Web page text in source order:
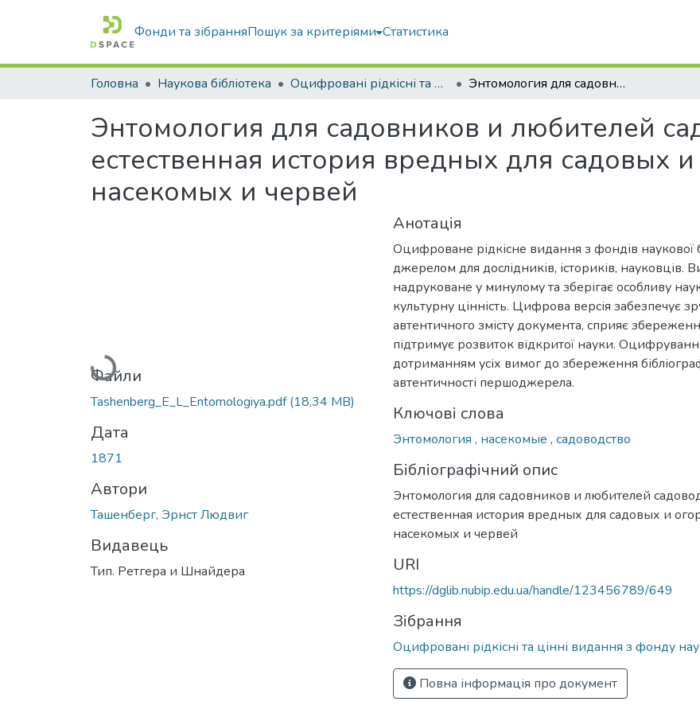
Фонди та зібранняПошук за критеріями Статистика
Головна Наукова бібліотека Оцифровані рідкісні та цінні видання з фонду наукової бібліотеки Энтомология для садовников и любителей садоводства или естественная история вредных для садовых и огородных растений насекомых и червей
Энтомология для садовников и любителей
естественная история вредных для садовых
насекомых и червей
Вантажиться...
Файли
Tashenberg_E_L_Entomologiya.pdf(18,34 MB)
Дата
1871
Автори
Ташенберг, Эрнст Людвиг
Видавець
Тип. Ретгера и Шнайдера
Анотація
Оцифроване рідкісне видання з фондів наукової
джерелом для дослідників, істориків, науковців.
надруковане у минулому та зберігає особливу
культурну цінність. Цифрова версія забезпечує
автентичного змісту документа, сприяє
підтримує розвиток відкритої науки.
дотриманням усіх вимог до збереження
автентичності першоджерела.
Ключові слова
Энтомология , насекомые , садоводство
Бібліографічний опис
Энтомология для садовников и любителей
естественная история вредных для садовых и
насекомых и червей
URI
https://dglib.nubip.edu.ua/handle/123456789/649
Зібрання
Оцифровані рідкісні та цінні видання з фонду
Повна інформація про документ